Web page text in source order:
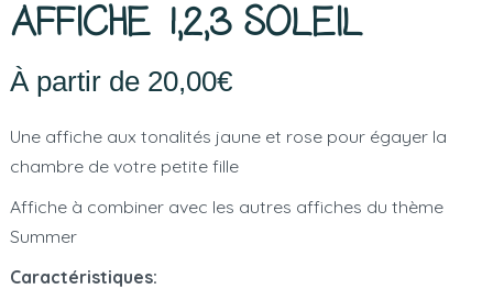
AFFICHE 1,2,3 SOLEIL
À partir de 20,00€
Une affiche aux tonalités jaune et rose pour égayer la
chambre de votre petite fille
Affiche à combiner avec les autres affiches du thème
Summer
Caractéristiques: